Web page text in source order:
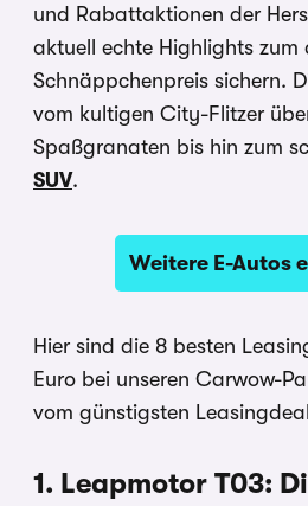
und Rabattaktionen der
aktuell echte Highlights zum
Schnäppchenpreis sichern.
vom kultigen City-Flitzer
Spaßgranaten bis hin zum
SUV.
Weitere E-Autos
Hier sind die 8 besten
Euro bei unseren Carwow-
vom günstigsten
1. Leapmotor T03: